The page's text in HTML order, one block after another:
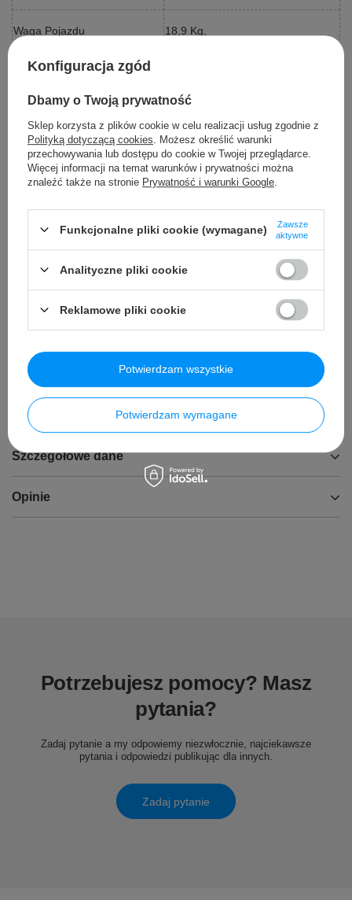
Waga Pojazdu 18,9 Kg,
Rozmiar Kartonu
Maksymalne Obciążenie 50 Kg,
Szczegółowe dane
Opinie
Potrzebujesz pomocy? Masz
pytania?
Zadaj pytanie a my odpowiemy niezwłocznie, najciekawsze
pytania i odpowiedzi publikując dla innych.
Zadaj pytanie
Konfiguracja zgód
Dbamy o Twoją prywatność
Sklep korzysta z plików cookie w celu realizacji usług zgodnie z
Polityką dotyczącą cookies . Możesz określić warunki
przechowywania lub dostępu do cookie w Twojej przeglądarce.
Więcej informacji na temat warunków i prywatności można
znaleźć także na stronie Prywatność i warunki Google
Funkcjonalne pliki cookie (wymagane)
Zawsze
aktywne
Analityczne pliki cookie
Reklamowe pliki cookie
Potwierdzam wymagane
Potwierdzam wszystkie